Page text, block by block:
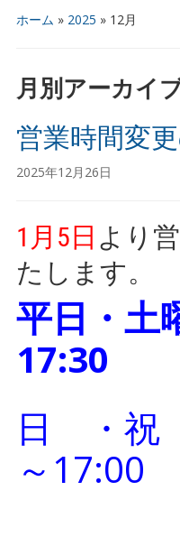
ホーム » 2025 » 12月
月別アーカイ
営業時間変
2025年12月26日
1月5日 より
たします。
平日・
17:30
日 ・
～17:00